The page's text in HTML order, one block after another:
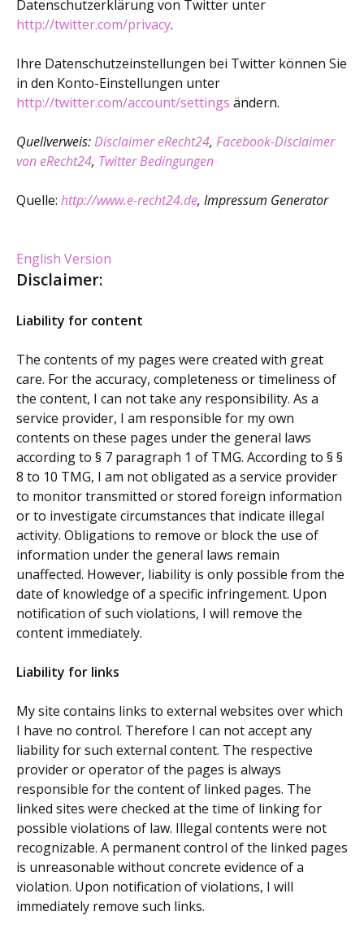
Datenschutzerklärung von Twitter unter
http://twitter.com/privacy.
Ihre Datenschutzeinstellungen bei Twitter können Sie
in den Konto-Einstellungen unter
http://twitter.com/account/settings ändern.
Quellverweis:Disclaimer eRecht24, Facebook-Disclaimer
von eRecht24, Twitter Bedingungen
Quelle: http://www.e-recht24.de, Impressum Generator
English Version
Disclaimer:
Liability for content
The contents of my pages were created with great
care. For the accuracy, completeness or timeliness of
the content, I can not take any responsibility. As a
service provider, I am responsible for my own
contents on these pages under the general laws
according to § 7 paragraph 1 of TMG. According to § §
8 to 10 TMG, I am not obligated as a service provider
to monitor transmitted or stored foreign information
or to investigate circumstances that indicate illegal
activity. Obligations to remove or block the use of
information under the general laws remain
unaffected. However, liability is only possible from the
date of knowledge of a specific infringement. Upon
notification of such violations, I will remove the
content immediately.
Liability for links
My site contains links to external websites over which
I have no control. Therefore I can not accept any
liability for such external content. The respective
provider or operator of the pages is always
responsible for the content of linked pages. The
linked sites were checked at the time of linking for
possible violations of law. Illegal contents were not
recognizable. A permanent control of the linked pages
is unreasonable without concrete evidence of a
violation. Upon notification of violations, I will
immediately remove such links.